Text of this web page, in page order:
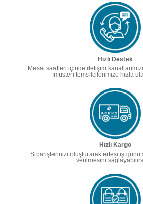
Hızlı Destek
Mesai saatleri içinde iletişim
müşteri temsilcilerimize hızla
Hızlı Kargo
Siparişlerinizi oluşturarak ertesi iş günü
verilmesini